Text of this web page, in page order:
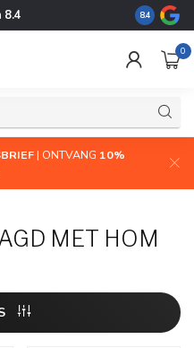
8.4 De
8.4
0
| ONTVANG 10%
MET HOM